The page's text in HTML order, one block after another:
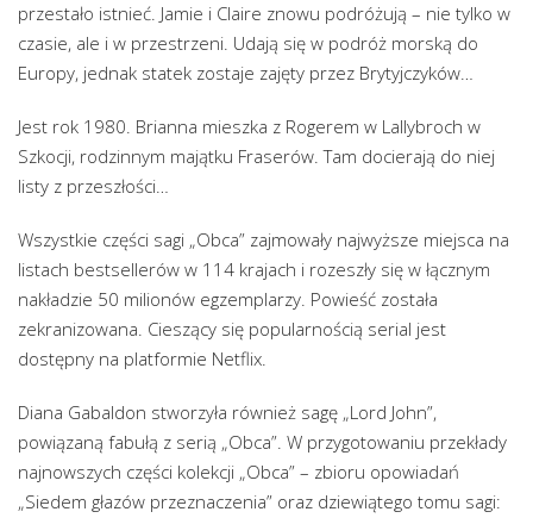
przestało istnieć. Jamie i Claire znowu podróżują – nie tylko w
czasie, ale i w przestrzeni. Udają się w podróż morską do
Europy, jednak statek zostaje zajęty przez Brytyjczyków…
Jest rok 1980. Brianna mieszka z Rogerem w Lallybroch w
Szkocji, rodzinnym majątku Fraserów. Tam docierają do niej
listy z przeszłości…
Wszystkie części sagi „Obca” zajmowały najwyższe miejsca na
listach bestsellerów w 114 krajach i rozeszły się w łącznym
nakładzie 50 milionów egzemplarzy. Powieść została
zekranizowana. Cieszący się popularnością serial jest
dostępny na platformie Netflix.
Diana Gabaldon stworzyła również sagę „Lord John”,
powiązaną fabułą z serią „Obca”. W przygotowaniu przekłady
najnowszych części kolekcji „Obca” – zbioru opowiadań
„Siedem głazów przeznaczenia” oraz dziewiątego tomu sagi: